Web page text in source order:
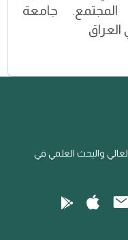
جامعة
والبحث العلمي في